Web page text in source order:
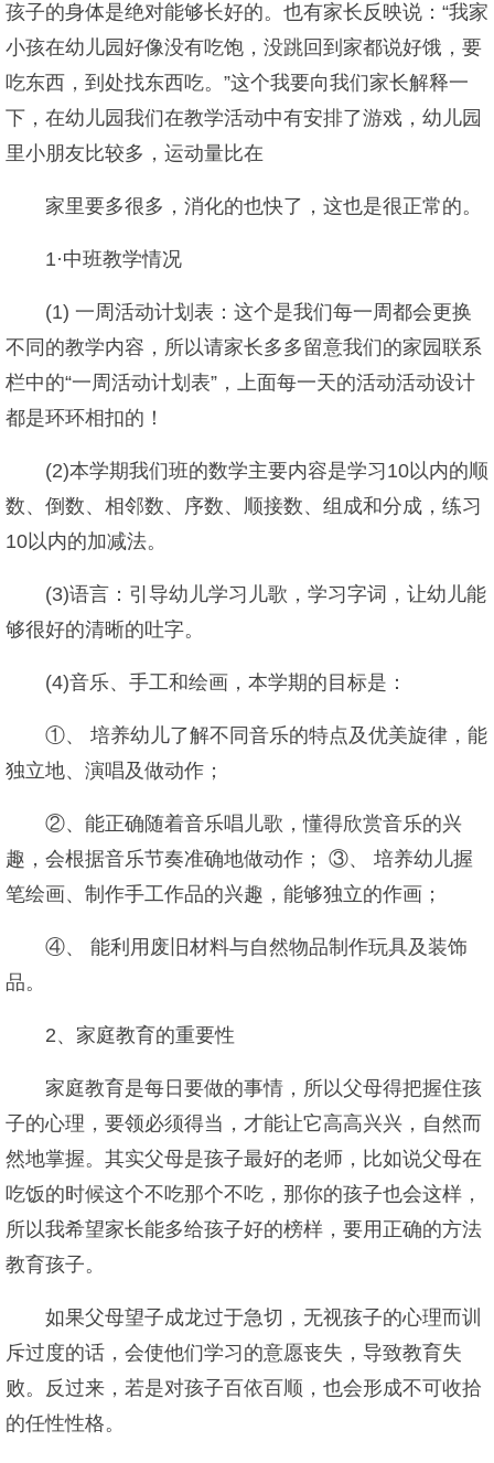
孩子的身体是绝对能够长好的。也有家长反映说：“我家
小孩在幼儿园好像没有吃饱，没跳回到家都说好饿，要
吃东西，到处找东西吃。”这个我要向我们家长解释一
下，在幼儿园我们在教学活动中有安排了游戏，幼儿园
里小朋友比较多，运动量比在
家里要多很多，消化的也快了，这也是很正常的。
1·中班教学情况
(1) 一周活动计划表：这个是我们每一周都会更换
不同的教学内容，所以请家长多多留意我们的家园联系
栏中的“一周活动计划表”，上面每一天的活动活动设计
都是环环相扣的！
(2)本学期我们班的数学主要内容是学习10以内的顺
数、倒数、相邻数、序数、顺接数、组成和分成，练习
10以内的加减法。
(3)语言：引导幼儿学习儿歌，学习字词，让幼儿能
够很好的清晰的吐字。
(4)音乐、手工和绘画，本学期的目标是：
①、 培养幼儿了解不同音乐的特点及优美旋律，能
独立地、演唱及做动作；
②、能正确随着音乐唱儿歌，懂得欣赏音乐的兴
趣，会根据音乐节奏准确地做动作； ③、 培养幼儿握
笔绘画、制作手工作品的兴趣，能够独立的作画；
④、 能利用废旧材料与自然物品制作玩具及装饰
品。
2、家庭教育的重要性
家庭教育是每日要做的事情，所以父母得把握住孩
子的心理，要领必须得当，才能让它高高兴兴，自然而
然地掌握。其实父母是孩子最好的老师，比如说父母在
吃饭的时候这个不吃那个不吃，那你的孩子也会这样，
所以我希望家长能多给孩子好的榜样，要用正确的方法
教育孩子。
如果父母望子成龙过于急切，无视孩子的心理而训
斥过度的话，会使他们学习的意愿丧失，导致教育失
败。反过来，若是对孩子百依百顺，也会形成不可收拾
的任性性格。